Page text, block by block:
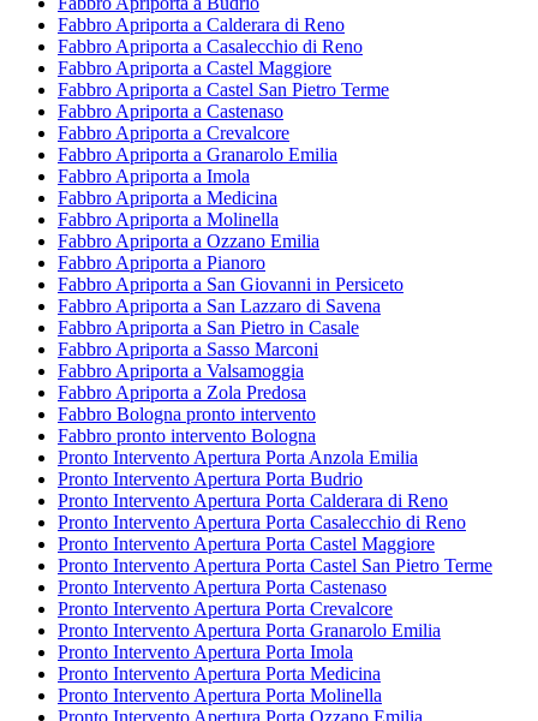
Fabbro Apriporta a Calderara di Reno
Fabbro Apriporta a Casalecchio di Reno
Fabbro Apriporta a Castel Maggiore
Fabbro Apriporta a Castel San Pietro Terme
Fabbro Apriporta a Castenaso
Fabbro Apriporta a Crevalcore
Fabbro Apriporta a Granarolo Emilia
Fabbro Apriporta a Imola
Fabbro Apriporta a Medicina
Fabbro Apriporta a Molinella
Fabbro Apriporta a Ozzano Emilia
Fabbro Apriporta a Pianoro
Fabbro Apriporta a San Giovanni in Persiceto
Fabbro Apriporta a San Lazzaro di Savena
Fabbro Apriporta a San Pietro in Casale
Fabbro Apriporta a Sasso Marconi
Fabbro Apriporta a Valsamoggia
Fabbro Apriporta a Zola Predosa
Fabbro Bologna pronto intervento
Fabbro pronto intervento Bologna
Pronto Intervento Apertura Porta Anzola Emilia
Pronto Intervento Apertura Porta Budrio
Pronto Intervento Apertura Porta Calderara di Reno
Pronto Intervento Apertura Porta Casalecchio di Reno
Pronto Intervento Apertura Porta Castel Maggiore
Pronto Intervento Apertura Porta Castel San Pietro Terme
Pronto Intervento Apertura Porta Castenaso
Pronto Intervento Apertura Porta Crevalcore
Pronto Intervento Apertura Porta Granarolo Emilia
Pronto Intervento Apertura Porta Imola
Pronto Intervento Apertura Porta Medicina
Pronto Intervento Apertura Porta Molinella